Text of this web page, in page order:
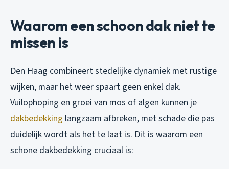
Waarom een schoon dak niet te
missen is
Den Haag combineert stedelijke dynamiek met rustige
wijken, maar het weer spaart geen enkel dak.
Vuilophoping en groei van mos of algen kunnen je
dakbedekking langzaam afbreken, met schade die pas
duidelijk wordt als het te laat is. Dit is waarom een
schone dakbedekking cruciaal is: